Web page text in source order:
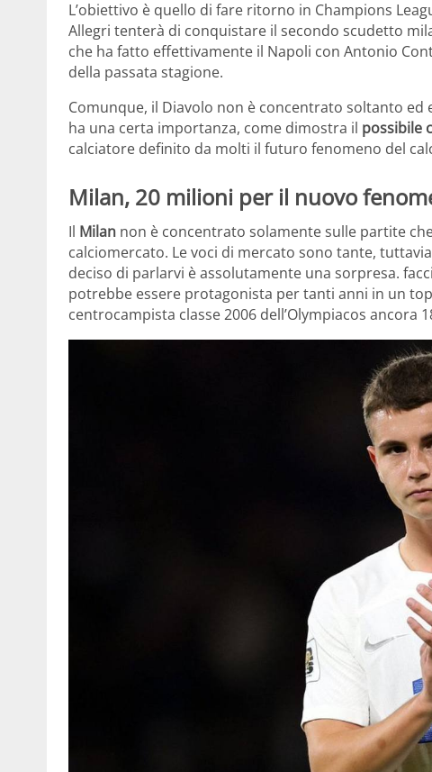
L’obiettivo è quello di fare ritorno in Champions
Allegri tenterà di conquistare il secondo scudetto
che ha fatto effettivamente il Napoli con Antonio
della passata stagione.
Comunque, il Diavolo non è concentrato soltanto ed
ha una certa importanza, come dimostra il possibile
calciatore definito da molti il futuro fenomeno del
Milan, 20 milioni per il nuovo
Il Milan non è concentrato solamente sulle partite
calciomercato. Le voci di mercato sono tante,
deciso di parlarvi è assolutamente una sorpresa.
potrebbe essere protagonista per tanti anni in un
centrocampista classe 2006 dell’Olympiacos ancora